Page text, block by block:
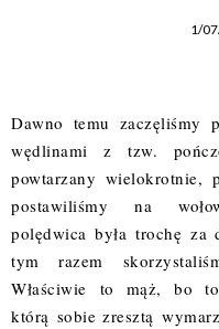
1/
Dawno temu zaczęliśmy
wędlinami z tzw.
powtarzany wielokrotnie,
postawiliśmy na
polędwica była trochę za
tym razem
Właściwie to mąż, bo
którą sobie zresztą